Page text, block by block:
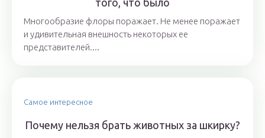
того, что было
Многообразие флоры поражает. Не менее поражает
и удивительная внешность некоторых ее
представителей....
Самое интересное
Почему нельзя брать животных за шкирку?